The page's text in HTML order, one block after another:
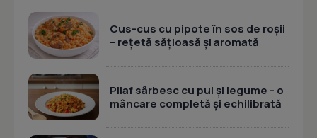
Cus-cus cu pipote în sos de roșii
– rețetă sățioasă și aromată
Pilaf sârbesc cu pui și legume - o
mâncare completă și echilibrată